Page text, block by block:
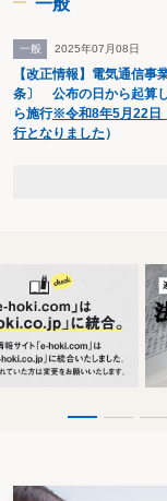
一般
一般 2025年07月08日
【改正情報】電気通信
条〕 公布の日から起算
ら施行※令和8年5月22日
行となりました ）